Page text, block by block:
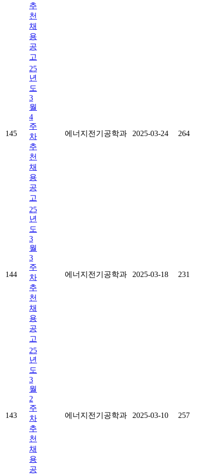
추
천
채
용
공
고
145
25
년
도
3
월
4
주
차
추
천
채
용
공
고
에너지전기공학과 2025-03-24 264
144
25
년
도
3
월
3
주
차
추
천
채
용
공
고
에너지전기공학과 2025-03-18 231
143
25
년
도
3
월
2
주
차
추
천
채
용
공
에너지전기공학과 2025-03-10 257